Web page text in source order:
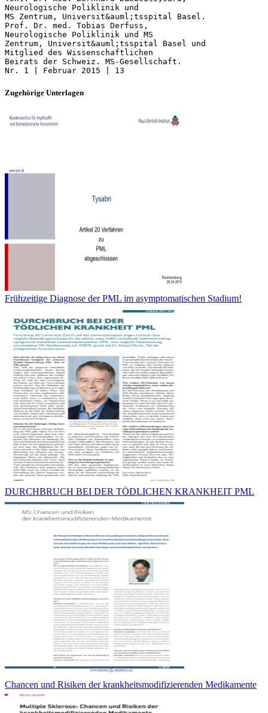
Zugehörige Unterlagen
Frühzeitige Diagnose der PML im asymptomatischen Stadium!
DURCHBRUCH BEI DER TÖDLICHEN KRANKHEIT PML
Chancen und Risiken der krankheitsmodifizierenden Medikamente